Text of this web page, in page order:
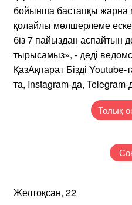
бойынша бастапқы жарна
қолайлы мөлшерлеме
біз 7 пайыздан аспайтын
тырысамыз», - деді
ҚазАқпарат Бізді
та, Instagram-да,
Толық
Желтоқсан, 22